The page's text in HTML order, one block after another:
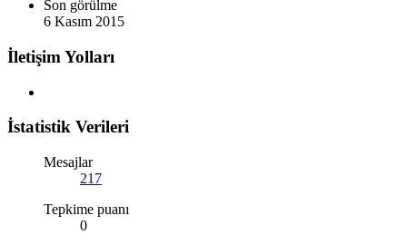
Son görülme
6 Kasım 2015
İletişim Yolları
İstatistik Verileri
Mesajlar
217
Tepkime puanı
0